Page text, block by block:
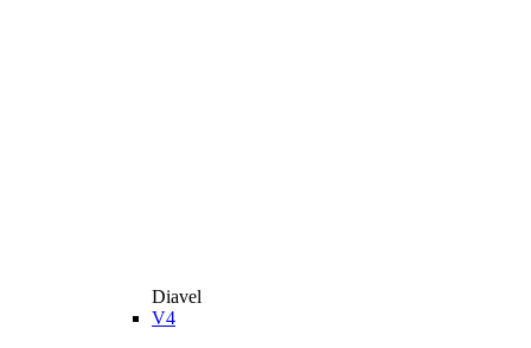
Diavel
V4